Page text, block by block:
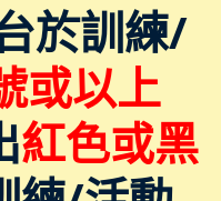
於訓練/
或以上
紅色或黑